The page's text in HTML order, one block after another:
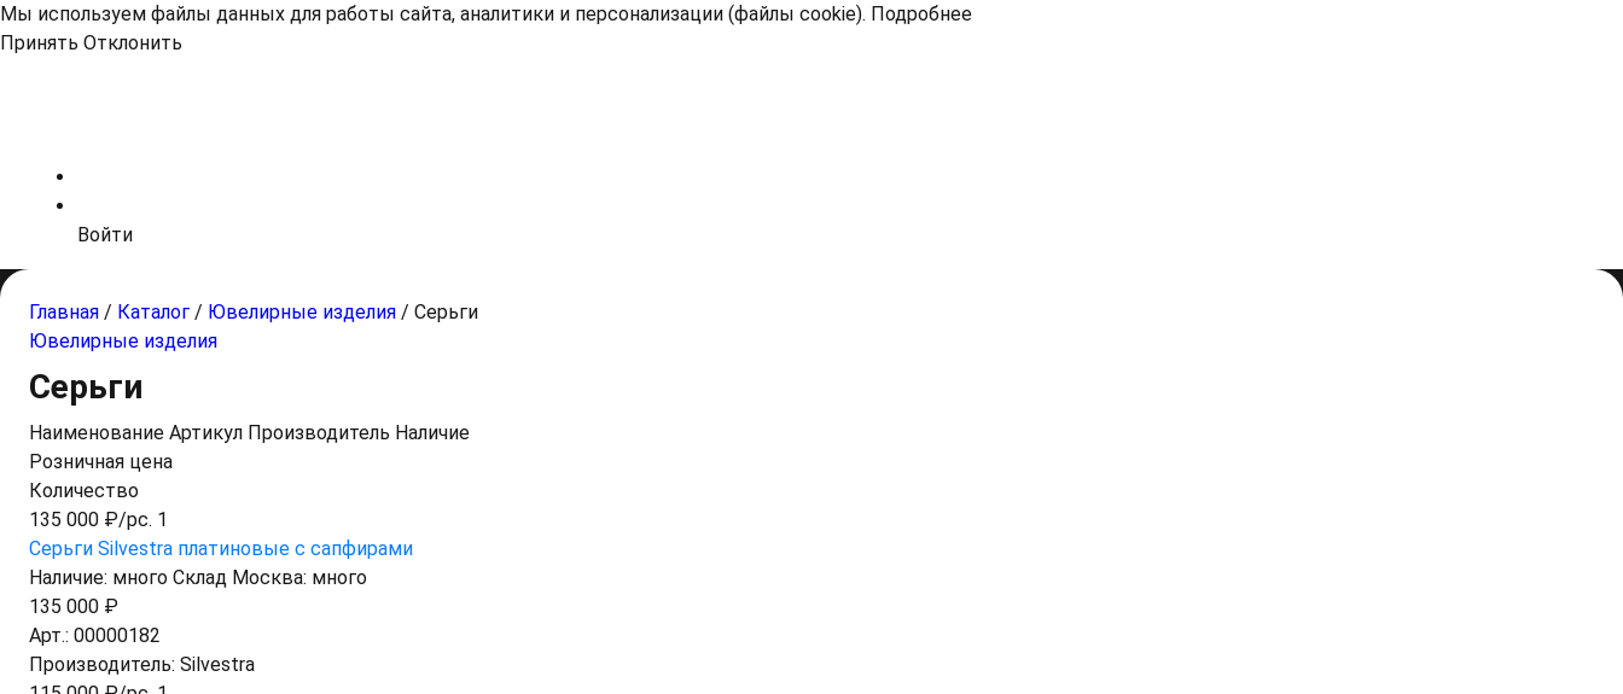
Мы используем файлы данных для работы сайта, аналитики и персонализации (файлы cookie). Подробнее
Принять Отклонить
Войти
Главная / Каталог / Ювелирные изделия / Серьги
Ювелирные изделия
Серьги
Наименование Артикул Производитель Наличие
Розничная цена
Количество
135 000 ₽/pc. 1
Серьги Silvestra платиновые с сапфирами
Наличие: много Склад Москва: много
135 000 ₽
Арт.: 00000182
Производитель: Silvestra